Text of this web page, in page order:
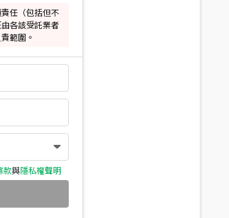
任（包括但不
各該受託業者
範圍。
款與隱私權聲明